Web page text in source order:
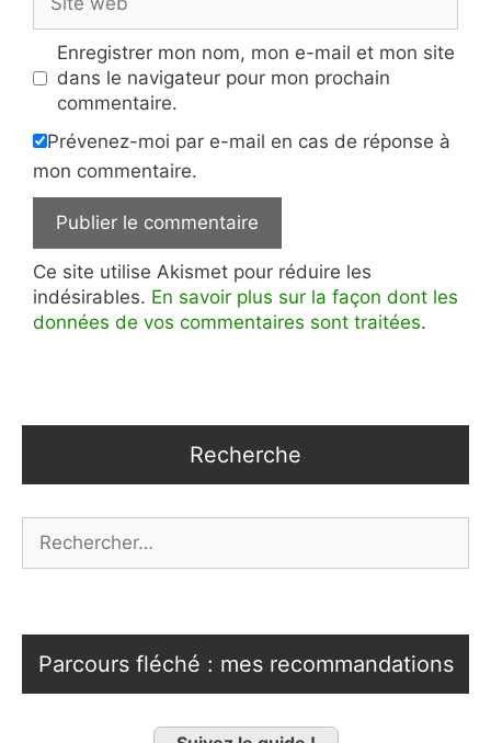
web
Enregistrer mon nom, mon e-mail et mon site
dans le navigateur pour mon prochain
commentaire.
Prévenez-moi par e-mail en cas de réponse à
mon commentaire.
Ce site utilise Akismet pour réduire les
indésirables. En savoir plus sur la façon dont les
données de vos commentaires sont traitées.
Recherche
Parcours fléché : mes recommandations